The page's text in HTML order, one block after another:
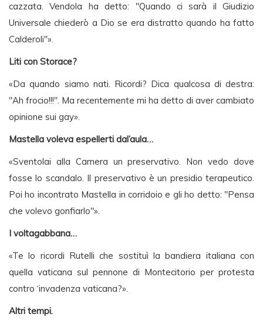
cazzata. Vendola ha detto: "Quando ci sarà il Giudizio
Universale chiederò a Dio se era distratto quando ha fatto
Calderoli"».
Liti con Storace?
«Da quando siamo nati. Ricordi? Dica qualcosa di destra:
"Ah frocio!!!". Ma recentemente mi ha detto di aver cambiato
opinione sui gay».
Mastella voleva espellerti dal’aula…
«Sventolai alla Camera un preservativo. Non vedo dove
fosse lo scandalo. Il preservativo è un presidio terapeutico.
Poi ho incontrato Mastella in corridoio e gli ho detto: "Pensa
che volevo gonfiarlo"».
I voltagabbana…
«Te lo ricordi Rutelli che sostituì la bandiera italiana con
quella vaticana sul pennone di Montecitorio per protesta
contro ‘invadenza vaticana?».
Altri tempi.